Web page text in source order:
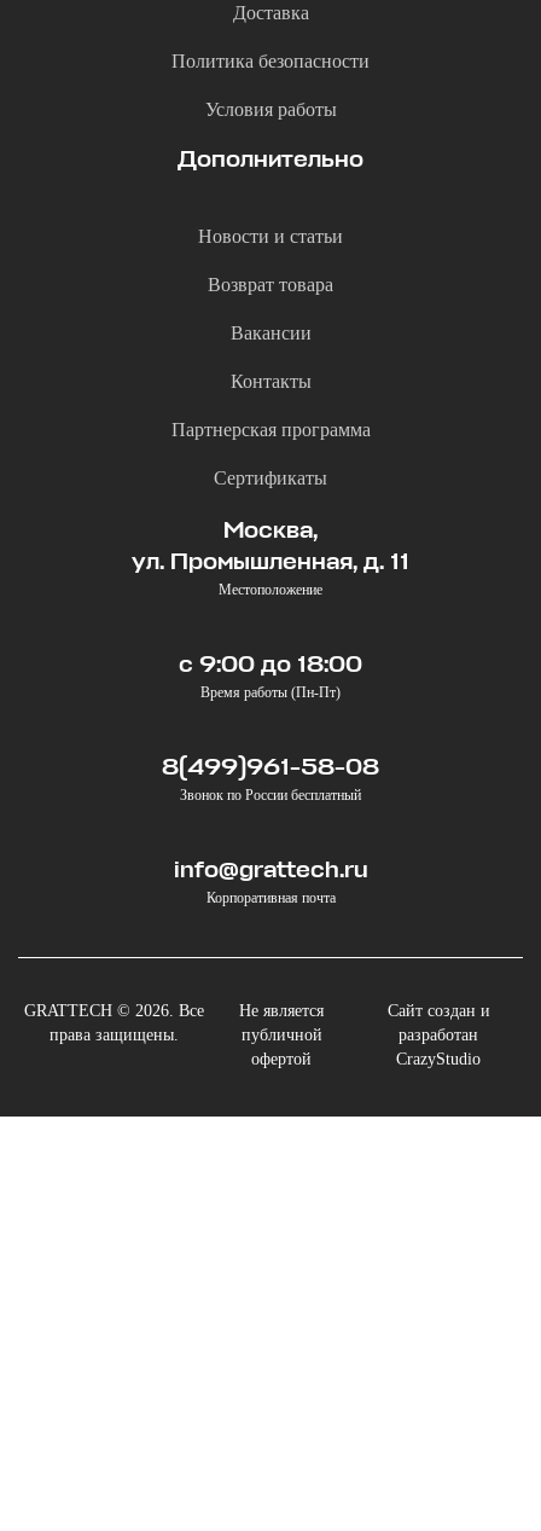
Доставка
Политика безопасности
Условия работы
Дополнительно
Новости и статьи
Возврат товара
Вакансии
Контакты
Партнерская программа
Сертификаты
Москва,
ул. Промышленная, д. 11
Местоположение
с 9:00 до 18:00
Время работы (Пн-Пт)
8(499)961-58-08
Звонок по России бесплатный
info@grattech.ru
Корпоративная почта
GRATTECH © 2026. Все
права защищены.
Не является
публичной
офертой
Сайт создан и
разработан
CrazyStudio